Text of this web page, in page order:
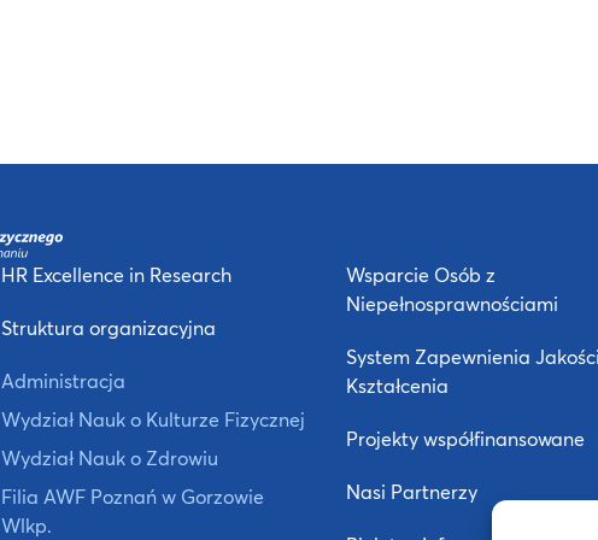
HR Excellence in Research
Struktura organizacyjna
Administracja
Wydział Nauk o Kulturze Fizycznej
Wydział Nauk o Zdrowiu
Filia AWF Poznań w Gorzowie
Wlkp.
Wsparcie Osób z
Niepełnosprawnościami
System Zapewnienia Jakości
Kształcenia
Projekty współfinansowane
Nasi Partnerzy